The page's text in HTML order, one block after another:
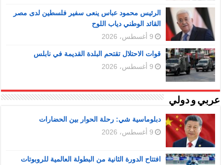
الرئيس محمود عباس ينعى سفير فلسطين لدى مصر
القائد الوطني دياب اللوح
9 أغسطس، 2026
قوات الاحتلال تقتحم البلدة القديمة في نابلس
9 أغسطس، 2026
عربي و دولي
دبلوماسية شي: رحلة الحوار بين الحضارات
9 أغسطس، 2026
افتتاح الدورة الثانية من البطولة العالمية للروبوتات